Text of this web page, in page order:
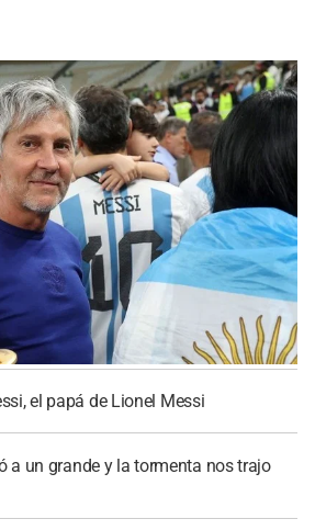
el papá de Lionel Messi
a un grande y la tormenta nos trajo